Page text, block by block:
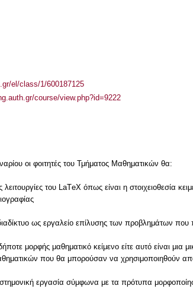
el/class/1/600187125
course/view.php?id=9222
οι φοιτητές του Τμήματος Μαθηματικών θα:
λειτουργίες του LaΤeΧ όπως είναι η στοιχειοθεσία
ως εργαλείο επίλυσης των προβλημάτων
μορφής μαθηματικό κείμενο είτε αυτό είναι μια
που θα μπορούσαν να χρησιμοποιηθούν
εργασία σύμφωνα με τα πρότυπα